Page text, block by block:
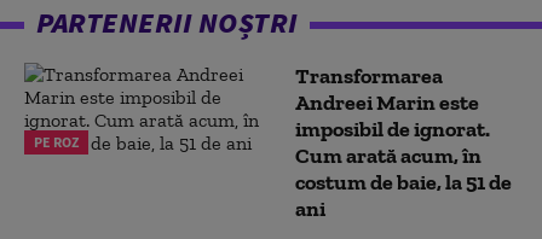
PARTENERII NOȘTRI
PE ROZ
Transformarea
Andreei Marin este
imposibil de ignorat.
Cum arată acum, în
costum de baie, la 51 de
ani